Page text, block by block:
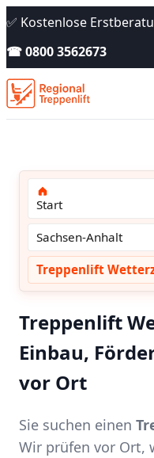
✅ Kostenlose
☎ 0800 3562673
Start
Sachsen-Anhalt
Treppenlift
Treppenlift
Einbau,
vor Ort
Sie suchen einen
Wir prüfen vor Ort,